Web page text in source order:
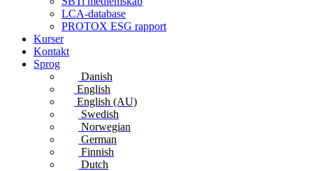
LCA-database
PROTOX ESG rapport
Kurser
Kontakt
Sprog
Danish
English
English (AU)
Swedish
Norwegian
German
Finnish
Dutch